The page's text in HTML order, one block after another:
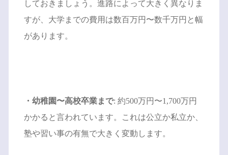
しておきましょう。進路によって大きく異なりま
すが、大学までの費用は数百万円〜数千万円と幅
があります。
・幼稚園〜高校卒業まで: 約500万円〜1,700万円
かかると言われています。これは公立か私立か、
塾や習い事の有無で大きく変動します。